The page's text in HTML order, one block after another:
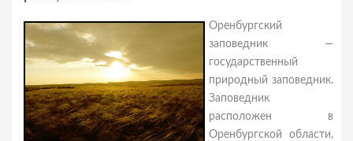
Оренбургский
заповедник —
государственный
природный заповедник.
Заповедник
расположен в
Оренбургской области,